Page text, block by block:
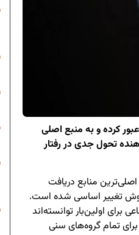
کرده و به منبع اصلی
تحول جدی در رفتار
اصلی‌ترین منابع دریافت
تغییر اساسی شده است.
اولین‌بار توانسته‌اند
تمام گروه‌های سنی